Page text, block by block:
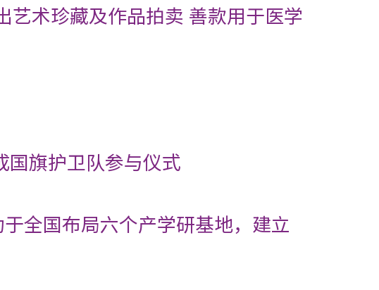
艺术珍藏及作品拍卖 善款用于医学
国旗护卫队参与仪式
全国布局六个产学研基地，建立